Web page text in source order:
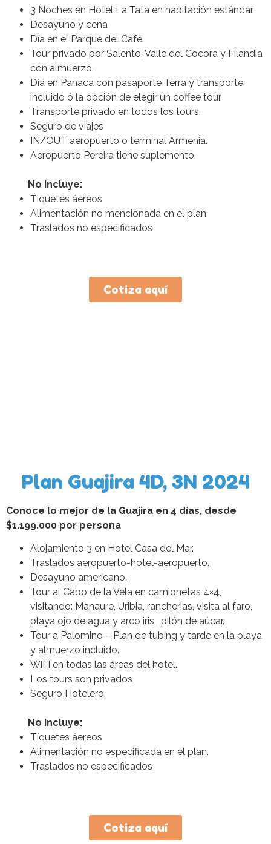
3 Noches en Hotel La Tata en habitación estándar.
Desayuno y cena
Día en el Parque del Café.
Tour privado por Salento, Valle del Cocora y Filandia
con almuerzo.
Día en Panaca con pasaporte Terra y transporte
incluido ó la opción de elegir un coffee tour.
Transporte privado en todos los tours.
Seguro de viajes
IN/OUT aeropuerto o terminal Armenia.
Aeropuerto Pereira tiene suplemento.
No Incluye:
Tiquetes áereos
Alimentación no mencionada en el plan.
Traslados no especificados
Cotiza aquí
Plan Guajira 4D, 3N 2024
Conoce lo mejor de la Guajira en 4 días, desde
$1.199.000 por persona
Alojamiento 3 en Hotel Casa del Mar.
Traslados aeropuerto-hotel-aeropuerto.
Desayuno americano.
Tour al Cabo de la Vela en camionetas 4×4,
visitando: Manaure, Uribia, rancherias, visita al faro,
playa ojo de agua y arco iris, pilón de aúcar.
Tour a Palomino – Plan de tubing y tarde en la playa
y almuerzo incluido.
WiFi en todas las áreas del hotel.
Los tours son privados
Seguro Hotelero.
No Incluye:
Tíquetes áereos
Alimentación no especificada en el plan.
Traslados no especificados
Cotiza aquí